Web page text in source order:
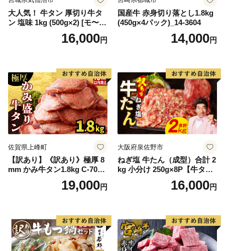
大人気！ 牛タン 厚切り牛タ
ン 塩味 1kg (500g×2) [モ〜ラ
ンド 宮城県 気仙沼市 205646
60] 肉 牛肉 精肉 牛たん 牛タ
厚切り タン
16,000円
国産牛 赤身切り落とし1.8kg
(450g×4パック)_14-3604
14,000円
佐賀県上峰町
【訳あり】《訳あり》極厚 8
mm かみ牛タン1.8kg C-709-
19,000円
大阪府泉佐野市
ねぎ塩 牛たん（成型）合計 2
kg 小分け 250g×8P【牛タン
牛肉 焼肉用 薄切り 訳あり サ
16,000円